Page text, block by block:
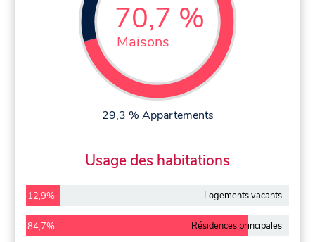
70,7 %
Maisons
29,3 % Appartements
Usage des habitations
12,9% Logements vacants
84,7% Résidences principales